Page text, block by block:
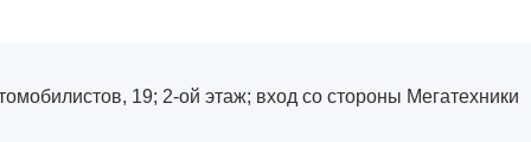
19; 2-ой этаж; вход со стороны Мегатехники